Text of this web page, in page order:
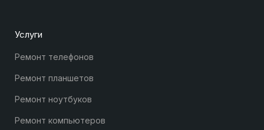
Услуги
Ремонт телефонов
Ремонт планшетов
Ремонт ноутбуков
Ремонт компьютеров